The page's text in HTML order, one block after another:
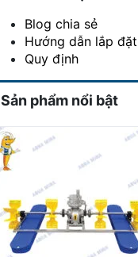
Blog chia sẻ
Hướng dẫn lắp đặt
Quy định
Sản phẩm nổi bật